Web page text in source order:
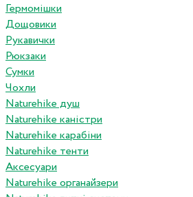
Гермомішки
Дощовики
Рукавички
Рюкзаки
Сумки
Чохли
Naturehike душ
Naturehike каністри
Naturehike карабіни
Naturehike тенти
Аксесуари
Naturehike органайзери